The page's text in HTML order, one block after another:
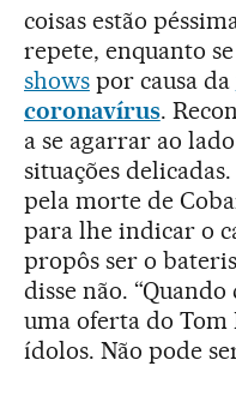
coisas estão
repete, enquanto
showspor causa da
coronavírus.
a se agarrar ao
situações
pela morte de
para lhe indicar o
propôs ser o
disse não.
uma oferta do Tom
ídolos. Não pode